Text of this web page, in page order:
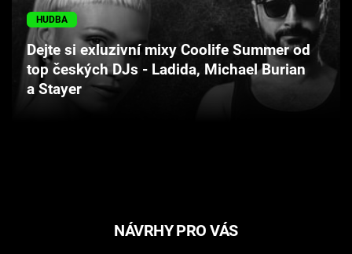
Cool Esport
Pořady
HUDBA
Dejte si exluzivní mixy Coolife Summer od
top českých DJs - Ladida, Michael Burian
a Stayer
NÁVRHY PRO VÁS